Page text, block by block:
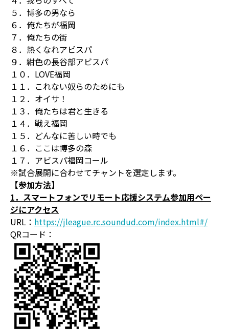
５．博多の男なら
６．俺たちが福岡
７．俺たちの街
８．熱くなれアビスパ
９．紺色の長谷部アビスパ
１０．LOVE福岡
１１．これない奴らのためにも
１２．オイサ！
１３．俺たちは君と生きる
１４．戦え福岡
１５．どんなに苦しい時でも
１６．ここは博多の森
１７．アビスパ福岡コール
※試合展開に合わせてチャントを選定します。
【参加方法】
1．スマートフォンでリモート応援システム参加用ペー
ジにアクセス
URL： https://jleague.rc.soundud.com/index.html#/
QRコード：